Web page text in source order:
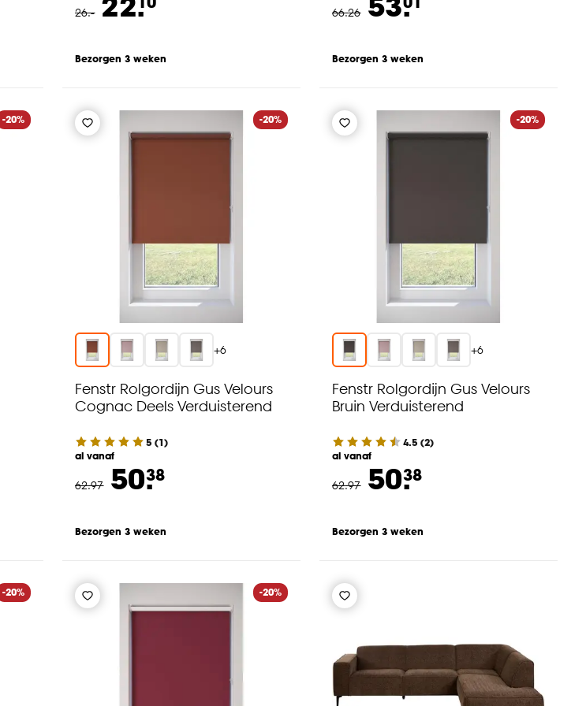
26.-
Bezorgen 3 weken
66.26
Bezorgen 3 weken
-20% -20%
+6
Fenstr Rolgordijn Gus Velours
Cognac Deels Verduisterend
5 (1)
al vanaf
62.97 50.38
Bezorgen 3 weken
-20%
+6
Fenstr Rolgordijn Gus Velours
Bruin Verduisterend
4.5 (2)
al vanaf
62.97 50.38
Bezorgen 3 weken
-20% -20%